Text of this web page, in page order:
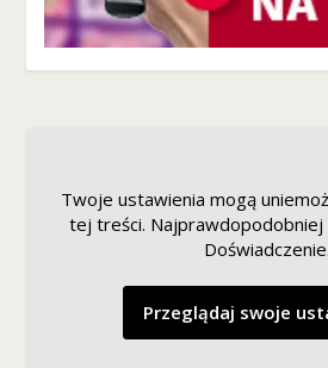
Twoje ustawienia mogą
tej treści. Najprawdopodobniej
Doświadczenie.
Przeglądaj swoje